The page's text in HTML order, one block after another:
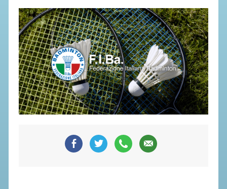
CONTATTI
AVVISI E BANDI
CIRCOLARI
RESPONSABILITÀ SOCIALE
SAFEGUARDING
RICHIESTA PATROCINIO
GIUSTIZIA FEDERALE